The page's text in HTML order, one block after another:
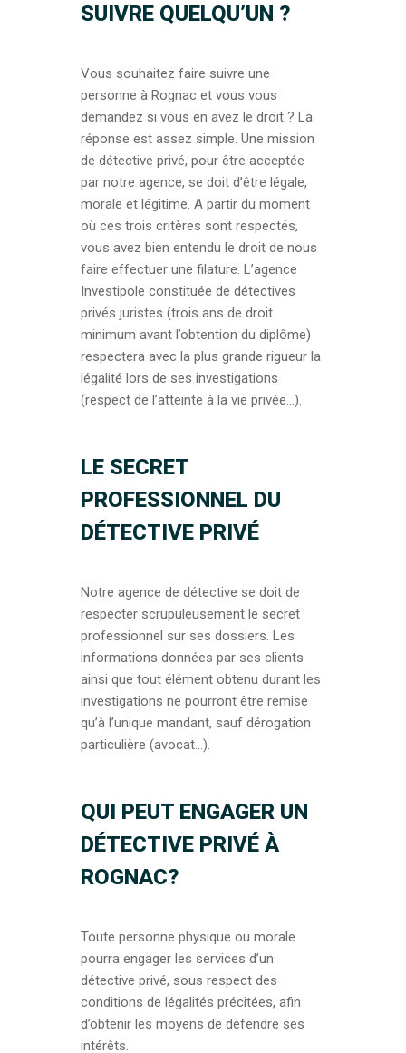
SUIVRE QUELQU’UN ?
Vous souhaitez faire suivre une
personne à Rognac et vous vous
demandez si vous en avez le droit ? La
réponse est assez simple. Une mission
de détective privé, pour être acceptée
par notre agence, se doit d’être légale,
morale et légitime. A partir du moment
où ces trois critères sont respectés,
vous avez bien entendu le droit de nous
faire effectuer une filature. L’agence
Investipole constituée de détectives
privés juristes (trois ans de droit
minimum avant l’obtention du diplôme)
respectera avec la plus grande rigueur la
légalité lors de ses investigations
(respect de l’atteinte à la vie privée…).
LE SECRET
PROFESSIONNEL DU
DÉTECTIVE PRIVÉ
Notre agence de détective se doit de
respecter scrupuleusement le secret
professionnel sur ses dossiers. Les
informations données par ses clients
ainsi que tout élément obtenu durant les
investigations ne pourront être remise
qu’à l’unique mandant, sauf dérogation
particulière (avocat…).
QUI PEUT ENGAGER UN
DÉTECTIVE PRIVÉ À
ROGNAC?
Toute personne physique ou morale
pourra engager les services d’un
détective privé, sous respect des
conditions de légalités précitées, afin
d’obtenir les moyens de défendre ses
intérêts.